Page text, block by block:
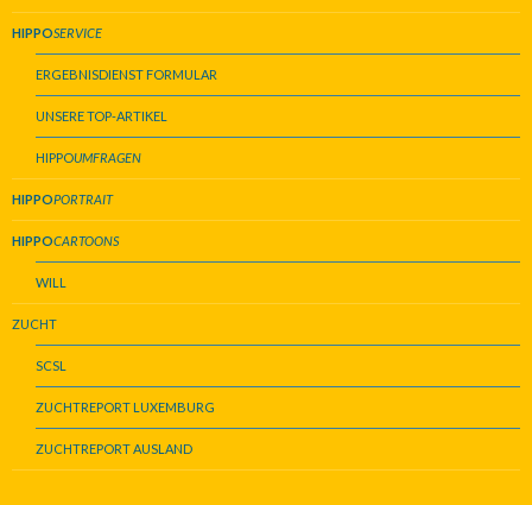
HIPPOSERVICE
ERGEBNISDIENST FORMULAR
UNSERE TOP-ARTIKEL
HIPPOUMFRAGEN
HIPPOPORTRAIT
HIPPOCARTOONS
WILL
ZUCHT
SCSL
ZUCHTREPORT LUXEMBURG
ZUCHTREPORT AUSLAND